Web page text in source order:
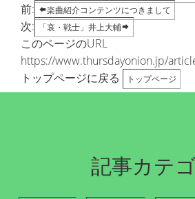
前: 楽曲紹介コンテンツにつきまして
次: 「哀・戦士」井上大輔
このページのURL
https://www.thursdayonion.jp/
トップページに戻る
トップページ
記事カテ